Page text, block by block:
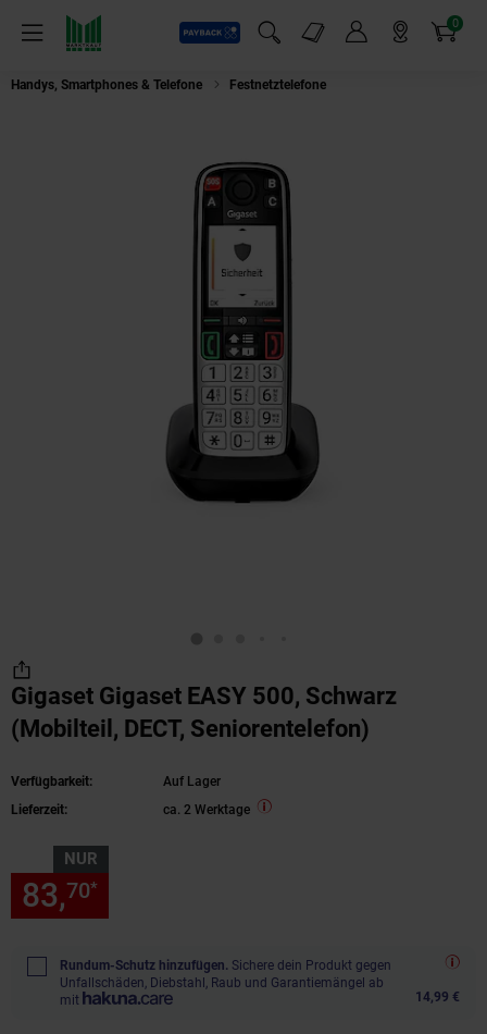
Menü
Payback
Suchfeld einblenden
Markt-Angebote 0
Artikel
Handys, Smartphones & Telefone Festnetztelefone
Gigaset Gigaset EASY 500, Schwarz
(Mobilteil, DECT, Seniorentelefon)
Verfügbarkeit:
Auf Lager
Lieferzeit:
ca. 2 Werktage
NUR
83,70*
Rundum-Schutz hinzufügen. Sichere dein Produkt gegen
Unfallschäden, Diebstahl, Raub und Garantiemängel ab
mit
14,99 €